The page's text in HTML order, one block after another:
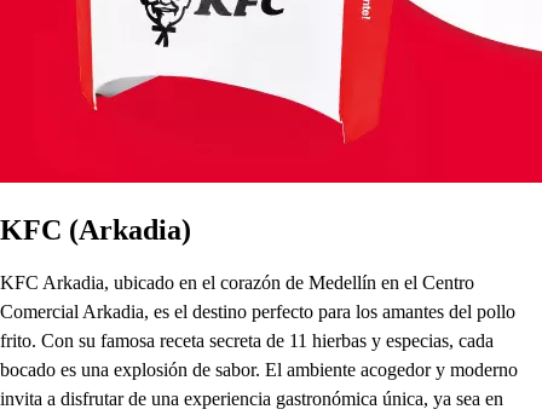
KFC (Arkadia)
KFC Arkadia, ubicado en el corazón de Medellín en el Centro
Comercial Arkadia, es el destino perfecto para los amantes del pollo
frito. Con su famosa receta secreta de 11 hierbas y especias, cada
bocado es una explosión de sabor. El ambiente acogedor y moderno
invita a disfrutar de una experiencia gastronómica única, ya sea en